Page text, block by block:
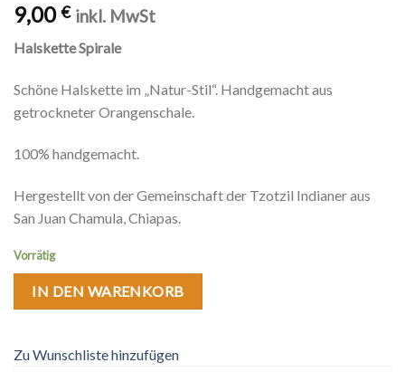
9,00€ inkl. MwSt
Halskette Spirale
Schöne Halskette im „Natur-Stil“. Handgemacht aus
getrockneter Orangenschale.
100% handgemacht.
Hergestellt von der Gemeinschaft der Tzotzil Indianer aus
San Juan Chamula, Chiapas.
Vorrätig
IN DEN WARENKORB
Zu Wunschliste hinzufügen